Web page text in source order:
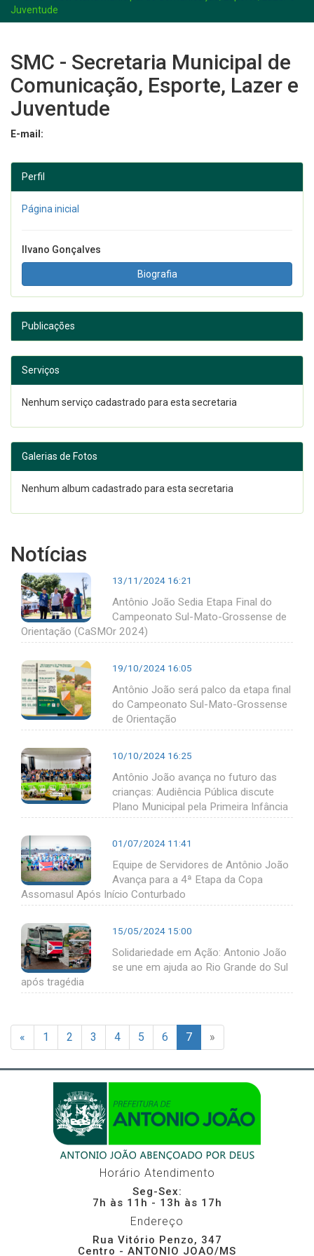
Juventude
SMC - Secretaria Municipal de
Comunicação, Esporte, Lazer e
Juventude
E-mail:
Perfil
Página inicial
Ilvano Gonçalves
Biografia
Publicações
Serviços
Nenhum serviço cadastrado para esta secretaria
Galerias de Fotos
Nenhum album cadastrado para esta secretaria
Notícias
13/11/2024 16:21
Antônio João Sedia Etapa Final do
Campeonato Sul-Mato-Grossense de
Orientação (CaSMOr 2024)
19/10/2024 16:05
Antônio João será palco da etapa final
do Campeonato Sul-Mato-Grossense
de Orientação
10/10/2024 16:25
Antônio João avança no futuro das
crianças: Audiência Pública discute
Plano Municipal pela Primeira Infância
01/07/2024 11:41
Equipe de Servidores de Antônio João
Avança para a 4ª Etapa da Copa
Assomasul Após Início Conturbado
15/05/2024 15:00
Solidariedade em Ação: Antonio João
se une em ajuda ao Rio Grande do Sul
após tragédia
« 1 2 3 4 5 6 7 »
Horário Atendimento
Seg-Sex:
7h às 11h - 13h às 17h
Endereço
Rua Vitório Penzo, 347
Centro - ANTONIO JOAO/MS